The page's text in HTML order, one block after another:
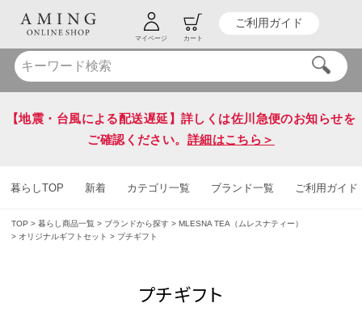
マイページ カート
ご利用ガイド
HOT KEY WORD #炭八 #送料無料
【地震・台風による配送遅延】詳しくは佐川急便のお知らせを
ご確認ください。 詳細はこちら＞
暮らしTOP 新着 カテゴリ一覧 ブランド一覧 ご利用ガイド
TOP 暮らし商品一覧 ブランドから探す
MLESNA TEA（ムレスナティー）
オリジナルギフトセット
プチギフト
プチギフト